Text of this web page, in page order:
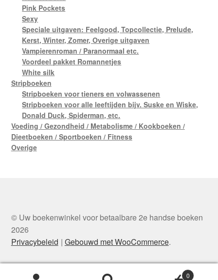
Pink Pockets
Sexy
Speciale uitgaven: Feelgood, Topcollectie, Prelude,
Kerst, Winter, Zomer, Overige uitgaven
Vampierenroman / Paranormaal etc.
Voordeel pakket Romannetjes
White silk
Stripboeken
Stripboeken voor tieners en volwassenen
Stripboeken voor alle leeftijden bijv. Suske en Wiske,
Donald Duck, Spiderman, etc.
Voeding / Gezondheid / Metabolisme / Kookboeken /
Dieetboeken / Sportboeken / Fitness
Overige
© Uw boekenwinkel voor betaalbare 2e handse boeken
2026
Privacybeleid
Gebouwd met WooCommerce.
0